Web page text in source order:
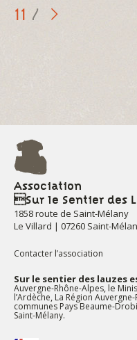
11
Association
Sur le Sentier des
1858 route de Saint-Mélany
Le Villard | 07260 Saint-
Contacter l’association
Sur le sentier des lauzes
Auvergne-Rhône-Alpes, le
l’Ardèche, La Région
communes Pays Beaume-
Saint-Mélany.